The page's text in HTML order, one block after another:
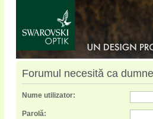
Forumul necesită ca
Nume utilizator:
Parolă: